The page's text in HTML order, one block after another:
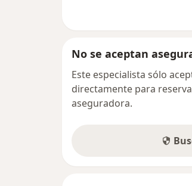
No se aceptan
Este especialista sólo
directamente para
aseguradora.